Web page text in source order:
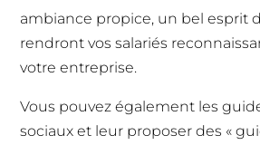
ambiance propice, un bel esprit
rendront vos salariés
votre entreprise.
Vous pouvez également les
sociaux et leur proposer des «